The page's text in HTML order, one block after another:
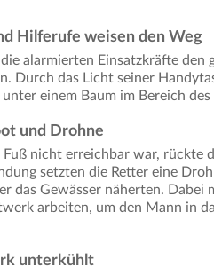
Hilferufe weisen den Weg
alarmierten Einsatzkräfte
Durch das Licht seiner
einem Baum im Bereich des
und Drohne
nicht erreichbar war, rückte
setzten die Retter eine
das Gewässer näherten. Dabei
arbeiten, um den Mann in
unterkühlt